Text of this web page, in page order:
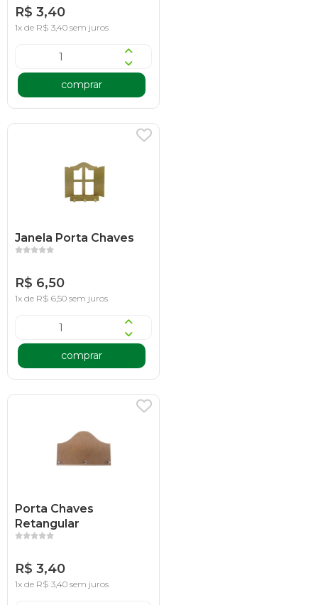
R$ 3,40
1x de R$ 3,40 sem juros
comprar
Janela Porta Chaves
R$ 6,50
1x de R$ 6,50 sem juros
comprar
Porta Chaves
Retangular
R$ 3,40
1x de R$ 3,40 sem juros